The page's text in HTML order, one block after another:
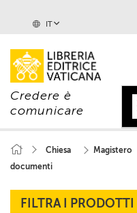
IT
Credere è
comunicare
Chiesa Magistero
documenti
FILTRA I PRODOTTI